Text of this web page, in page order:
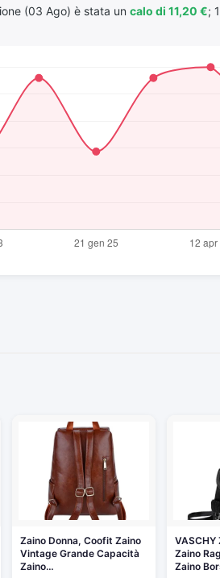
(03 Ago) è stata un calo di 11,20 €;
Zaino Donna, Coofit Zaino
Vintage Grande Capacità
Zaino…
VASCHY
Zaino
Zaino